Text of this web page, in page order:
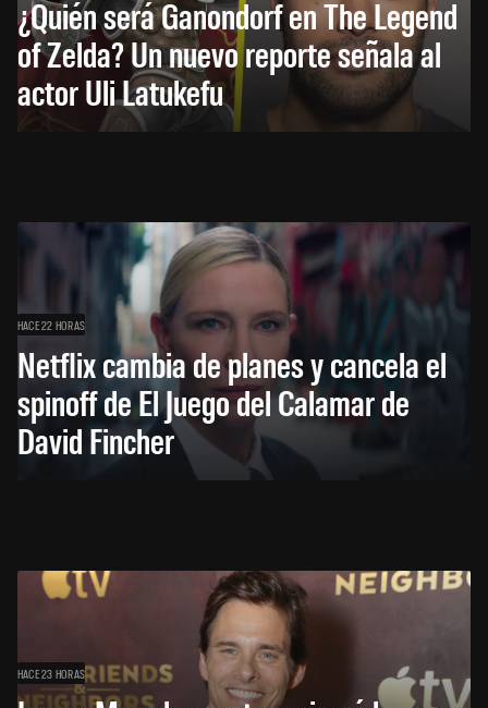
¿Quién será Ganondorf en The Legend
of Zelda? Un nuevo reporte señala al
actor Uli Latukefu
HACE 22 HORAS
Netflix cambia de planes y cancela el
spinoff de El Juego del Calamar de
David Fincher
HACE 23 HORAS